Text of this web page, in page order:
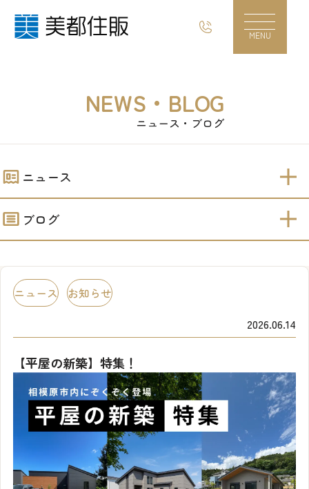
【平屋の新築】特集！｜美都住販
MENU
NEWS・BLOG
ニュース・ブログ
ニュース
ブログ
ニュース お知らせ
2026.06.14
【平屋の新築】特集！